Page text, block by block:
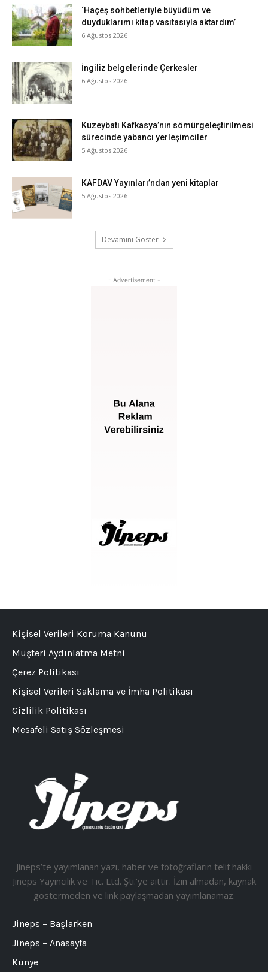
‘Haçeş sohbetleriyle büyüdüm ve
duyduklarımı kitap vasıtasıyla aktardım’
6 Ağustos 2026
İngiliz belgelerinde Çerkesler
6 Ağustos 2026
Kuzeybatı Kafkasya’nın sömürgeleştirilmesi
sürecinde yabancı yerleşimciler
5 Ağustos 2026
KAFDAV Yayınları’ndan yeni kitaplar
5 Ağustos 2026
Devamını Göster
- Advertisement -
Jineps’te yayımlanan yazı, haber ve fotoğrafların telif hakkı
Jineps Yayıncılık ve Tic. Ltd. Şti.’ye aittir. İzin almadan, kaynak
göstermeden ve link paylaşmadan yayımlanamaz.
Jineps – Başlarken
Jineps – Anasayfa
Künye
Kişisel Verileri Koruma Kanunu
Müşteri Aydınlatma Metni
Çerez Politikası
Kişisel Verileri Saklama ve İmha Politikası
Gizlilik Politikası
Mesafeli Satış Sözleşmesi